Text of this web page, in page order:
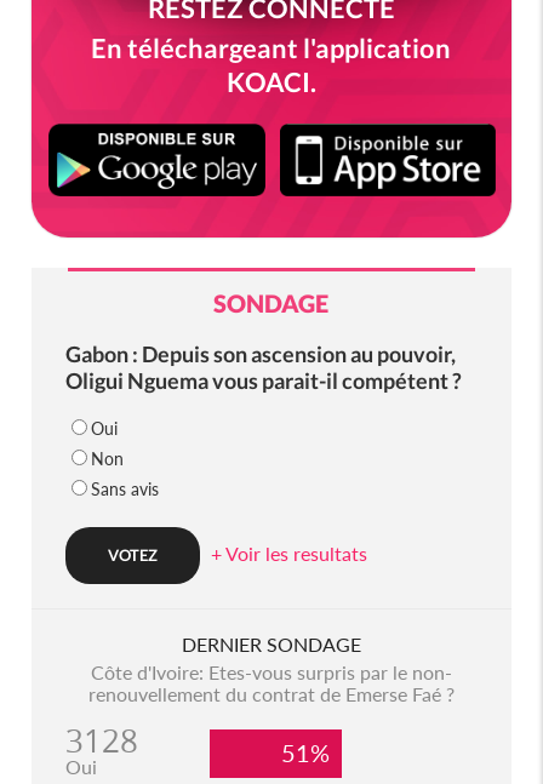
RESTEZ CONNECTÉ
En téléchargeant l'application
KOACI.
SONDAGE
Gabon : Depuis son ascension au pouvoir,
Oligui Nguema vous parait-il compétent ?
Oui
Non
Sans avis
+ Voir les resultats
DERNIER SONDAGE
Côte d'Ivoire: Etes-vous surpris par le non-
renouvellement du contrat de Emerse Faé ?
3128
Oui 51%